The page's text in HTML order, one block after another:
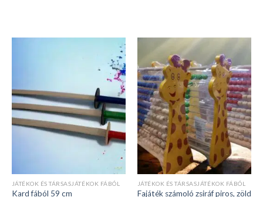
JÁTÉKOK ÉS TÁRSASJÁTÉKOK FÁBÓL
Kard fából 59 cm
JÁTÉKOK ÉS TÁRSASJÁTÉKOK FÁBÓL
Fajáték számoló zsiráf piros, zöld